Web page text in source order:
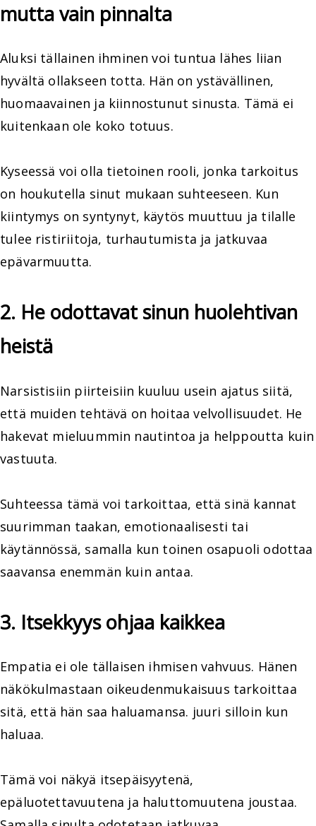
mutta vain pinnalta
Aluksi tällainen ihminen voi tuntua lähes liian
hyvältä ollakseen totta. Hän on ystävällinen,
huomaavainen ja kiinnostunut sinusta. Tämä ei
kuitenkaan ole koko totuus.
Kyseessä voi olla tietoinen rooli, jonka tarkoitus
on houkutella sinut mukaan suhteeseen. Kun
kiintymys on syntynyt, käytös muuttuu ja tilalle
tulee ristiriitoja, turhautumista ja jatkuvaa
epävarmuutta.
2. He odottavat sinun huolehtivan
heistä
Narsistisiin piirteisiin kuuluu usein ajatus siitä,
että muiden tehtävä on hoitaa velvollisuudet. He
hakevat mieluummin nautintoa ja helppoutta kuin
vastuuta.
Suhteessa tämä voi tarkoittaa, että sinä kannat
suurimman taakan, emotionaalisesti tai
käytännössä, samalla kun toinen osapuoli odottaa
saavansa enemmän kuin antaa.
3. Itsekkyys ohjaa kaikkea
Empatia ei ole tällaisen ihmisen vahvuus. Hänen
näkökulmastaan oikeudenmukaisuus tarkoittaa
sitä, että hän saa haluamansa. juuri silloin kun
haluaa.
Tämä voi näkyä itsepäisyytenä,
epäluotettavuutena ja haluttomuutena joustaa.